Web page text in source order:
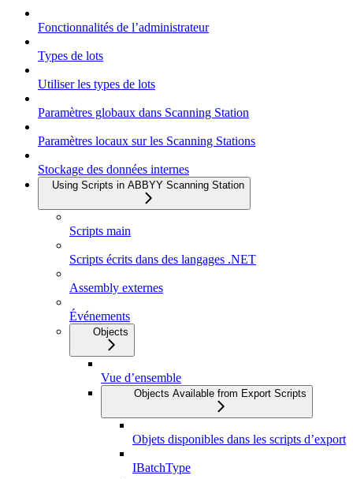
Fonctionnalités de l’administrateur
Types de lots
Utiliser les types de lots
Paramètres globaux dans Scanning Station
Paramètres locaux sur les Scanning Stations
Stockage des données internes
Using Scripts in ABBYY Scanning Station
Scripts main
Scripts écrits dans des langages .NET
Assembly externes
Événements
Objects
Vue d’ensemble
Objects Available from Export Scripts
Objets disponibles dans les scripts d’export
IBatchType